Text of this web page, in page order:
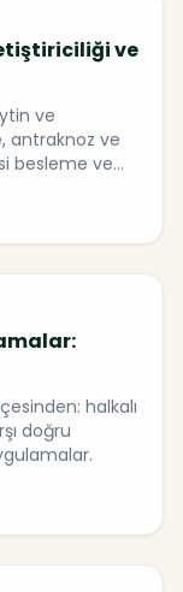
ve
ve
antraknoz ve
besleme ve
halkalı
doğru